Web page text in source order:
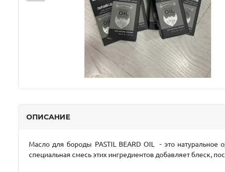
ОПИСАНИЕ
Масло для бороды PASTIL BEARD OIL - это натуральное
специальная смесь этих ингредиентов добавляет блеск,